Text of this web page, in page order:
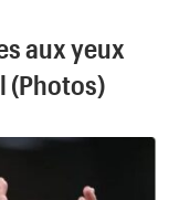
aux yeux
(Photos)